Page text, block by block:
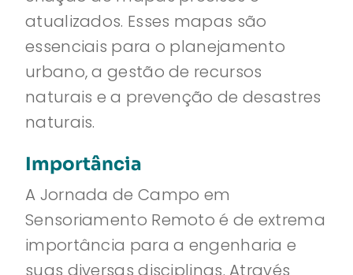
atualizados. Esses mapas são
essenciais para o planejamento
urbano, a gestão de recursos
naturais e a prevenção de desastres
naturais.
Importância
A Jornada de Campo em
Sensoriamento Remoto é de extrema
importância para a engenharia e
suas diversas disciplinas. Através